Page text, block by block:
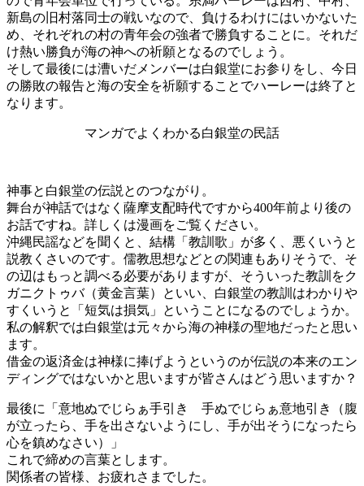
新島の旧村落同士の戦いなので、負けるわけにはいかないた
め、それぞれの村の青年会の強者で勝負することに。それだ
け熱い勝負が海の神への祈願となるのでしょう。
そして最後には漕いだメンバーは白銀堂にお参りをし、今日
の勝敗の報告と海の安全を祈願することでハーレーは終了と
なります。
マンガでよくわかる白銀堂の民話
神事と白銀堂の伝説とのつながり。
舞台が神話ではなく薩摩支配時代ですから400年前より後の
お話ですね。詳しくは漫画をご覧ください。
沖縄民謡などを聞くと、結構「教訓歌」が多く、悪くいうと
説教くさいのです。儒教思想などとの関連もありそうで、そ
の辺はもっと調べる必要がありますが、そういった教訓をク
ガニクトゥバ（黄金言葉）といい、白銀堂の教訓はわかりや
すくいうと「短気は損気」ということになるのでしょうか。
私の解釈では白銀堂は元々から海の神様の聖地だったと思い
ます。
借金の返済金は神様に捧げようというのが伝説の本来のエン
ディングではないかと思いますが皆さんはどう思いますか？
最後に「意地ぬでじらぁ手引き 手ぬでじらぁ意地引き（腹
が立ったら、手を出さないようにし、手が出そうになったら
心を鎮めなさい）」
これで締めの言葉とします。
関係者の皆様、お疲れさまでした。